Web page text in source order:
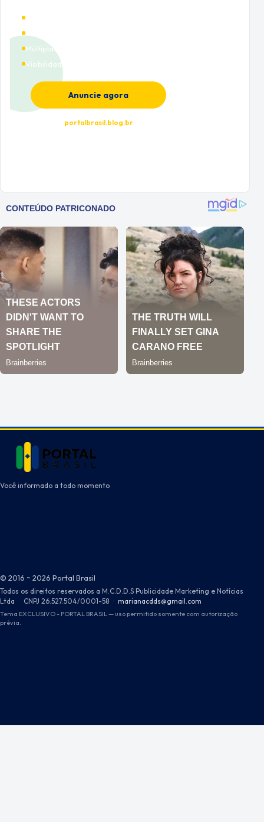
Múltiplas categorias
Visibilidade premium
Anuncie agora
portalbrasil.blog.br
Você informado a todo momento
© 2016 ~ 2026 Portal Brasil
Todos os direitos reservados a M.C.D.D.S Publicidade Marketing e Notícias
Ltda · CNPJ 26.527.504/0001-58 · marianacdds@gmail.com
Tema EXCLUSIVO - PORTAL BRASIL — uso permitido somente com autorização
prévia.